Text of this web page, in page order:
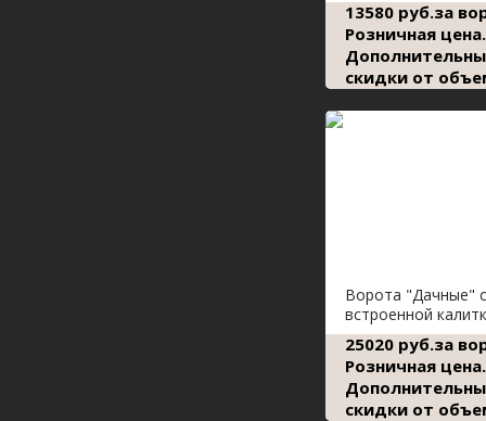
13580 руб.за
Розничная цена.
скидки от
Ворота "Дачные"
встроенной
25020 руб.за
Розничная цена.
скидки от